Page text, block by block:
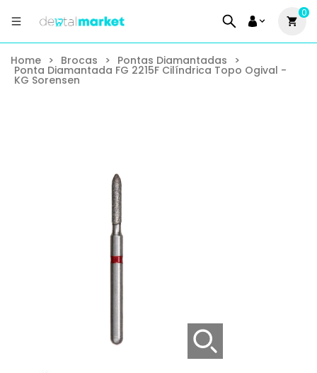
0
Home > Brocas > Pontas Diamantadas >
Ponta Diamantada FG 2215F Cilíndrica Topo Ogival -
KG Sorensen